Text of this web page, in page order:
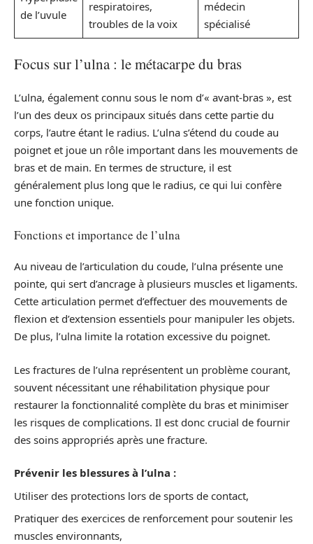
de l’uvule
respiratoires,
troubles de la voix
médecin
spécialisé
Focus sur l’ulna : le métacarpe du bras
L’ulna, également connu sous le nom d’« avant-bras », est
l’un des deux os principaux situés dans cette partie du
corps, l’autre étant le radius. L’ulna s’étend du coude au
poignet et joue un rôle important dans les mouvements de
bras et de main. En termes de structure, il est
généralement plus long que le radius, ce qui lui confère
une fonction unique.
Fonctions et importance de l’ulna
Au niveau de l’articulation du coude, l’ulna présente une
pointe, qui sert d’ancrage à plusieurs muscles et ligaments.
Cette articulation permet d’effectuer des mouvements de
flexion et d’extension essentiels pour manipuler les objets.
De plus, l’ulna limite la rotation excessive du poignet.
Les fractures de l’ulna représentent un problème courant,
souvent nécessitant une réhabilitation physique pour
restaurer la fonctionnalité complète du bras et minimiser
les risques de complications. Il est donc crucial de fournir
des soins appropriés après une fracture.
Prévenir les blessures à l’ulna :
Utiliser des protections lors de sports de contact,
Pratiquer des exercices de renforcement pour soutenir les
muscles environnants,